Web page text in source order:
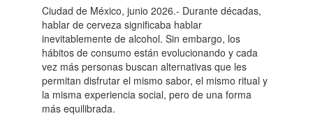
Ciudad de México, junio 2026.- Durante décadas,
hablar de cerveza significaba hablar
inevitablemente de alcohol. Sin embargo, los
hábitos de consumo están evolucionando y cada
vez más personas buscan alternativas que les
permitan disfrutar el mismo sabor, el mismo ritual y
la misma experiencia social, pero de una forma
más equilibrada.